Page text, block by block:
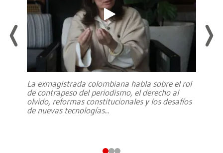
La exmagistrada colombiana habla sobre el rol
de contrapeso del periodismo, el derecho al
olvido, reformas constitucionales y los desafíos
de nuevas tecnologías...